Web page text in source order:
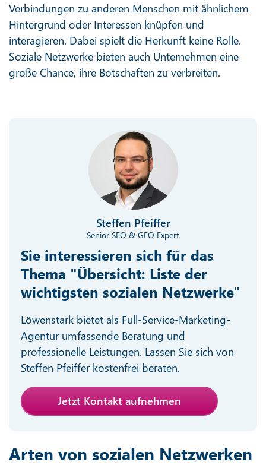
Verbindungen zu anderen Menschen mit ähnlichem
Hintergrund oder Interessen knüpfen und
interagieren. Dabei spielt die Herkunft keine Rolle.
Soziale Netzwerke bieten auch Unternehmen eine
große Chance, ihre Botschaften zu verbreiten.
Steffen Pfeiffer
Senior SEO & GEO Expert
Sie interessieren sich für das
Thema "Übersicht: Liste der
wichtigsten sozialen Netzwerke"
Löwenstark bietet als Full-Service-Marketing-
Agentur umfassende Beratung und
professionelle Leistungen. Lassen Sie sich von
Steffen Pfeiffer kostenfrei beraten.
Jetzt Kontakt aufnehmen
Arten von sozialen Netzwerken